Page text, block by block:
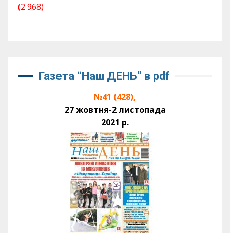
(2 968)
Газета “Наш ДЕНЬ” в pdf
№41 (428),
27 жовтня-2 листопада
2021 р.